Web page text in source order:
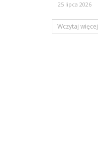
25 lipca 2026
Wczytaj więcej